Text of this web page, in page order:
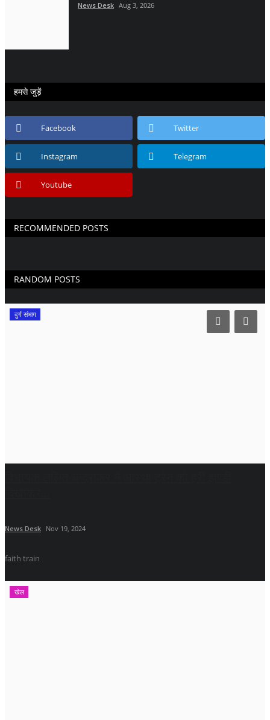
News Desk Aug 3, 2026
हमसे जुड़ें
Facebook Twitter
Instagram Telegram
Youtube
RECOMMENDED POSTS
RANDOM POSTS
दुर्ग संभाग
News Desk Nov 19, 2024
faith train
खेल